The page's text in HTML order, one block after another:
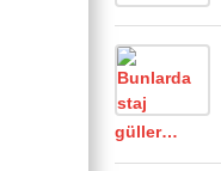
güller…